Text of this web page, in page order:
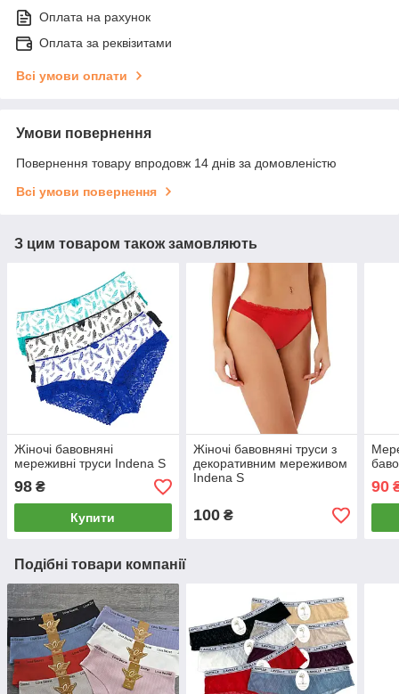
Оплата на рахунок
Оплата за реквізитами
Всі умови оплати
Умови повернення
Повернення товару впродовж 14 днів за домовленістю
Всі умови повернення
З цим товаром також замовляють
Жіночі бавовняні
мереживні труси Indena S
98 ₴
Купити
Жіночі бавовняні труси з
декоративним мереживом
Indena S
100₴
90
Подібні товари компанії